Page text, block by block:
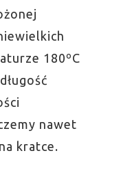
180ºC
nawet
kratce.